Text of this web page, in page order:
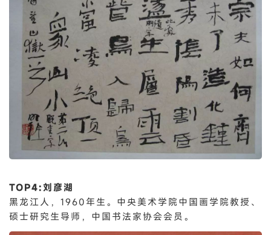
TOP4:刘彦湖
黑龙江人，1960年生。中央美术学院中国画学院教授、
硕士研究生导师，中国书法家协会会员。